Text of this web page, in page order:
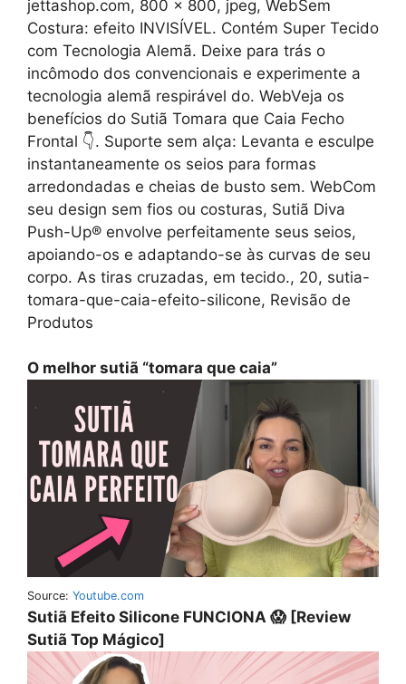
jettashop.com, 800 x 800, jpeg, WebSem
Costura: efeito INVISÍVEL. Contém Super Tecido
com Tecnologia Alemã. Deixe para trás o
incômodo dos convencionais e experimente a
tecnologia alemã respirável do. WebVeja os
benefícios do Sutiã Tomara que Caia Fecho
Frontal 👇. Suporte sem alça: Levanta e esculpe
instantaneamente os seios para formas
arredondadas e cheias de busto sem. WebCom
seu design sem fios ou costuras, Sutiã Diva
Push-Up® envolve perfeitamente seus seios,
apoiando-os e adaptando-se às curvas de seu
corpo. As tiras cruzadas, em tecido., 20, sutia-
tomara-que-caia-efeito-silicone, Revisão de
Produtos
O melhor sutiã “tomara que caia”
Source: Youtube.com
Sutiã Efeito Silicone FUNCIONA 😱 [Review
Sutiã Top Mágico]